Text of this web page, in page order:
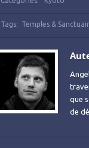
Tags: Temples &
que
de